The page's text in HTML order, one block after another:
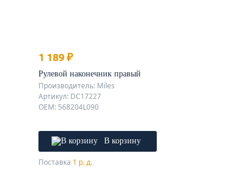
1 189 ₽
Рулевой наконечник правый
Производитель: Miles
Артикул: DC17227
OEM: 568204L090
В корзину
Поставка 1 р. д.